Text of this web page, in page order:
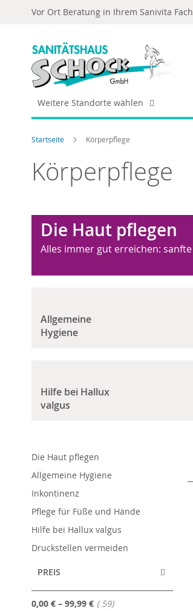
Vor Ort Beratung in Ihrem Sanivita
Weitere Standorte wählen
Startseite Körperpflege
Körperpflege
Die Haut pflegen
Alles immer gut erreichen:
Allgemeine
Hygiene
Hilfe bei Hallux
valgus
Die Haut pflegen
Allgemeine Hygiene
Inkontinenz
Pflege für Füße und Hände
Hilfe bei Hallux valgus
Druckstellen vermeiden
PREIS
0,00 € – 99,99 € 59Artikel